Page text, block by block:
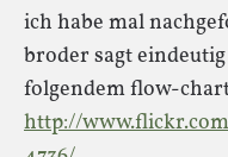
ich habe mal
broder sagt
folgendem flow-
http://